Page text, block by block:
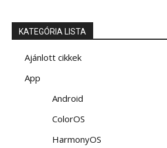
KATEGÓRIA LISTA
Ajánlott cikkek
App
Android
ColorOS
HarmonyOS